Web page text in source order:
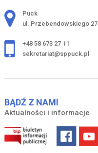
Adres pocztowy:
Puck
ul. Przebendowskiego 27
+48 58 673 27 11
sekretariat@sppuck.pl
BĄDŹ Z NAMI
Aktualności i informacje